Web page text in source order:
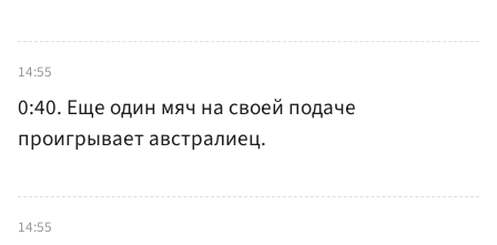
14:55
0:40. Еще один мяч на своей подаче
проигрывает австралиец.
14:55